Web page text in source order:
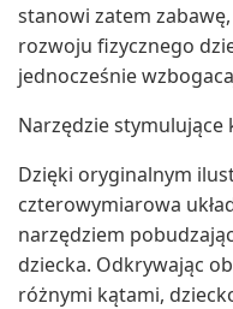
stanowi zatem
rozwoju fizycznego
jednocześnie
Narzędzie
Dzięki oryginalnym
czterowymiarowa
narzędziem
dziecka. Odkrywając
różnymi kątami,